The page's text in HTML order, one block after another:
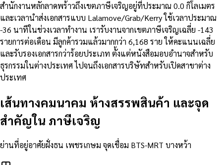
สำนักงานหลักลาดพร้าวถึงเขตภาษีเจริญอยู่ที่ประมาณ 0.0 กิโลเมตร
และเวลานำส่งเอกสารแบบ Lalamove/Grab/Kerry ใช้เวลาประมาณ
-36 นาทีในช่วงเวลาทำงาน เรารับงานจากเขตภาษีเจริญเฉลี่ย -143
รายการต่อเดือน มีลูกค้ารวมแล้วมากกว่า 6,168 ราย ให้คะแนนเฉลี่ย
และรับรองเอกสารกว่าร้อยประเภท ตั้งแต่หนังสือมอบอำนาจสำหรับ
ธุรกรรมในต่างประเทศ ไปจนถึงเอกสารบริษัทสำหรับเปิดสาขาต่าง
ประเทศ
เส้นทางคมนาคม ห้างสรรพสินค้า และจุด
สำคัญใน ภาษีเจริญ
ย่านที่อยู่อาศัยฝั่งธน เพชรเกษม จุดเชื่อม BTS-MRT บางหว้า